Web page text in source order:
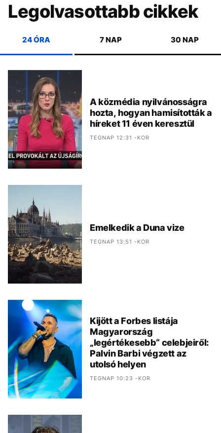
Legolvasottabb cikkek
24 ÓRA 7 NAP 30 NAP
A közmédia nyilvánosságra
hozta, hogyan hamisították a
híreket 11 éven keresztül
TEGNAP 12:31 -KOR
Emelkedik a Duna vize
TEGNAP 13:51 -KOR
Kijött a Forbes listája
Magyarország
„legértékesebb“ celebjeiről:
Palvin Barbi végzett az
utolsó helyen
TEGNAP 10:23 -KOR